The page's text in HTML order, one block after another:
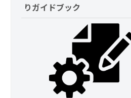
りガイドブック